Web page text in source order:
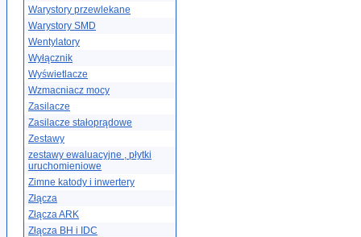
Warystory przewlekane
Warystory SMD
Wentylatory
Wyłącznik
Wyświetlacze
Wzmacniacz mocy
Zasilacze
Zasilacze stałoprądowe
Zestawy
zestawy ewaluacyjne , płytki
uruchomieniowe
Zimne katody i inwertery
Złącza
Złącza ARK
Złącza BH i IDC